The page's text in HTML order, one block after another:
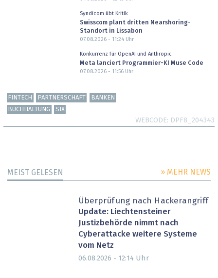
Syndicom übt Kritik
Swisscom plant dritten Nearshoring-
Standort in Lissabon
07.08.2026 - 11:24Uhr
Konkurrenz für OpenAI und Anthropic
Meta lanciert Programmier-KI Muse Code
07.08.2026 - 11:56Uhr
FINTECH PARTNERSCHAFT
BANKEN
BUCHHALTUNG
SIX
WEBCODE DPF8_204343
MEIST GELESEN » MEHR NEWS
Überprüfung nach Hackerangriff
Update: Liechtensteiner
Justizbehörde nimmt nach
Cyberattacke weitere Systeme
vom Netz
06.08.2026 - 12:14 Uhr